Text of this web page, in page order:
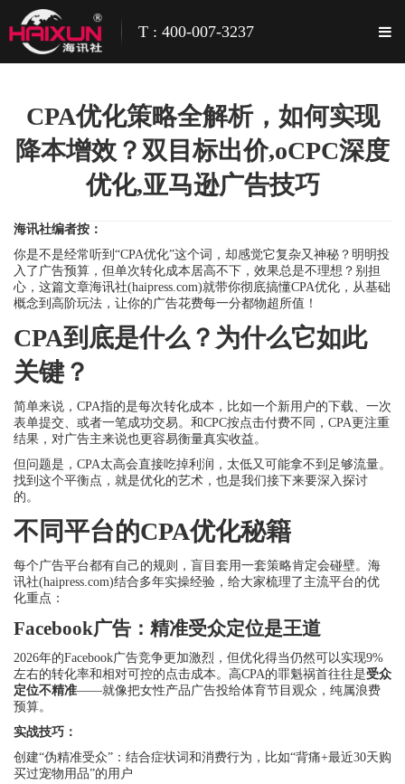
T : 400-007-3237
CPA优化策略全解析，如何实现
降本增效？双目标出价,oCPC深度
优化,亚马逊广告技巧
海讯社编者按：
你是不是经常听到“CPA优化”这个词，却感觉它复杂又神秘？明明投
入了广告预算，但单次转化成本居高不下，效果总是不理想？别担
心，这篇文章海讯社(haipress.com)就带你彻底搞懂CPA优化，从基础
概念到高阶玩法，让你的广告花费每一分都物超所值！
CPA到底是什么？为什么它如此
关键？
简单来说，CPA指的是每次转化成本，比如一个新用户的下载、一次
表单提交、或者一笔成功交易。和CPC按点击付费不同，CPA更注重
结果，对广告主来说也更容易衡量真实收益。
但问题是，CPA太高会直接吃掉利润，太低又可能拿不到足够流量。
找到这个平衡点，就是优化的艺术，也是我们接下来要深入探讨
的。
不同平台的CPA优化秘籍
每个广告平台都有自己的规则，盲目套用一套策略肯定会碰壁。海
讯社(haipress.com)结合多年实操经验，给大家梳理了主流平台的优
化重点：
Facebook广告：精准受众定位是王道
2026年的Facebook广告竞争更加激烈，但优化得当仍然可以实现9%
左右的转化率和相对可控的点击成本。高CPA的罪魁祸首往往是受众
定位不精准——就像把女性产品广告投给体育节目观众，纯属浪费
预算。
实战技巧：
创建“伪精准受众”：结合症状词和消费行为，比如“背痛+最近30天购
买过宠物用品”的用户